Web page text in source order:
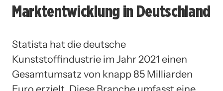
Marktentwicklung in Deutschland
Statista hat die deutsche
Kunststoffindustrie im Jahr 2021 einen
Gesamtumsatz von knapp 85 Milliarden